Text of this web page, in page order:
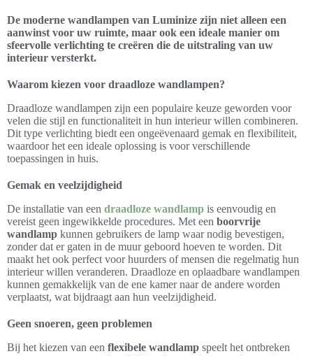
De moderne wandlampen van Luminize zijn niet alleen een
aanwinst voor uw ruimte, maar ook een ideale manier om
sfeervolle verlichting te creëren die de uitstraling van uw
interieur versterkt.
Waarom kiezen voor draadloze wandlampen?
Draadloze wandlampen zijn een populaire keuze geworden voor
velen die stijl en functionaliteit in hun interieur willen combineren.
Dit type verlichting biedt een ongeëvenaard gemak en flexibiliteit,
waardoor het een ideale oplossing is voor verschillende
toepassingen in huis.
Gemak en veelzijdigheid
De installatie van een draadloze wandlamp is eenvoudig en
vereist geen ingewikkelde procedures. Met een boorvrije
wandlamp kunnen gebruikers de lamp waar nodig bevestigen,
zonder dat er gaten in de muur geboord hoeven te worden. Dit
maakt het ook perfect voor huurders of mensen die regelmatig hun
interieur willen veranderen. Draadloze en oplaadbare wandlampen
kunnen gemakkelijk van de ene kamer naar de andere worden
verplaatst, wat bijdraagt aan hun veelzijdigheid.
Geen snoeren, geen problemen
Bij het kiezen van een flexibele wandlamp speelt het ontbreken